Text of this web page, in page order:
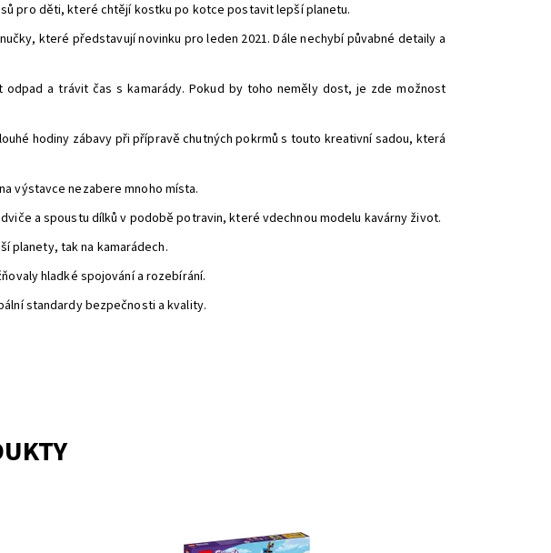
pro děti, které chtějí kostku po kotce postavit lepší planetu.
které představují novinku pro leden 2021. Dále nechybí půvabné detaily a
a trávit čas s kamarády. Pokud by toho neměly dost, je zde možnost
hodiny zábavy při přípravě chutných pokrmů s touto kreativní sadou, která
výstavce nezabere mnoho místa.
a spoustu dílků v podobě potravin, které vdechnou modelu kavárny život.
planety, tak na kamarádech.
hladké spojování a rozebírání.
standardy bezpečnosti a kvality.